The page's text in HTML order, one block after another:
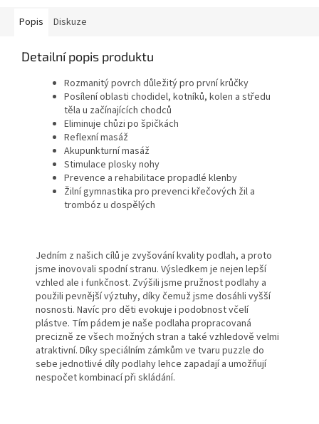
Popis Diskuze
Detailní popis produktu
Rozmanitý povrch důležitý pro první krůčky
Posílení oblasti chodidel, kotníků, kolen a středu
těla u začínajících chodců
Eliminuje chůzi po špičkách
Reflexní masáž
Akupunkturní masáž
Stimulace plosky nohy
Prevence a rehabilitace propadlé klenby
Žilní gymnastika pro prevenci křečových žil a
trombóz u dospělých
Jedním z našich cílů je zvyšování kvality podlah, a proto
jsme inovovali spodní stranu. Výsledkem je nejen lepší
vzhled ale i funkčnost. Zvýšili jsme pružnost podlahy a
použili pevnější výztuhy, díky čemuž jsme dosáhli vyšší
nosnosti. Navíc pro děti evokuje i podobnost včelí
plástve. Tím pádem je naše podlaha propracovaná
precizně ze všech možných stran a také vzhledově velmi
atraktivní. Díky speciálním zámkům ve tvaru puzzle do
sebe jednotlivé díly podlahy lehce zapadají a umožňují
nespočet kombinací při skládání.